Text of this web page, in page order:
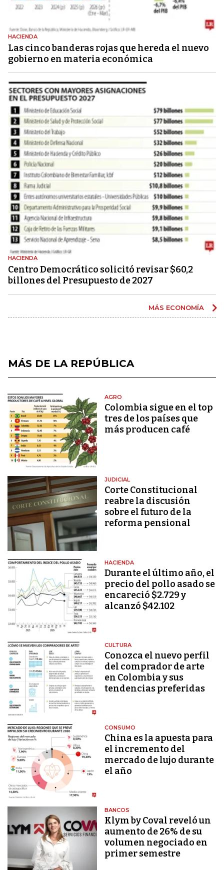
HACIENDA
Las cinco banderas rojas que hereda el nuevo
gobierno en materia económica
HACIENDA
Centro Democrático solicitó revisar $60,2
billones del Presupuesto de 2027
MÁS ECONOMÍA
MÁS DE LA REPÚBLICA
AGRO
Colombia sigue en el top
tres de los países que
más producen café
JUDICIAL
Corte Constitucional
reabre la discusión
sobre el futuro de la
reforma pensional
HACIENDA
Durante el último año, el
precio del pollo asado se
encareció $2.729 y
alcanzó $42.102
CULTURA
Conozca el nuevo perfil
del comprador de arte
en Colombia y sus
tendencias preferidas
CONSUMO
China es la apuesta para
el incremento del
mercado de lujo durante
el año
BANCOS
Klym by Coval reveló un
aumento de 26% de su
volumen negociado en
primer semestre